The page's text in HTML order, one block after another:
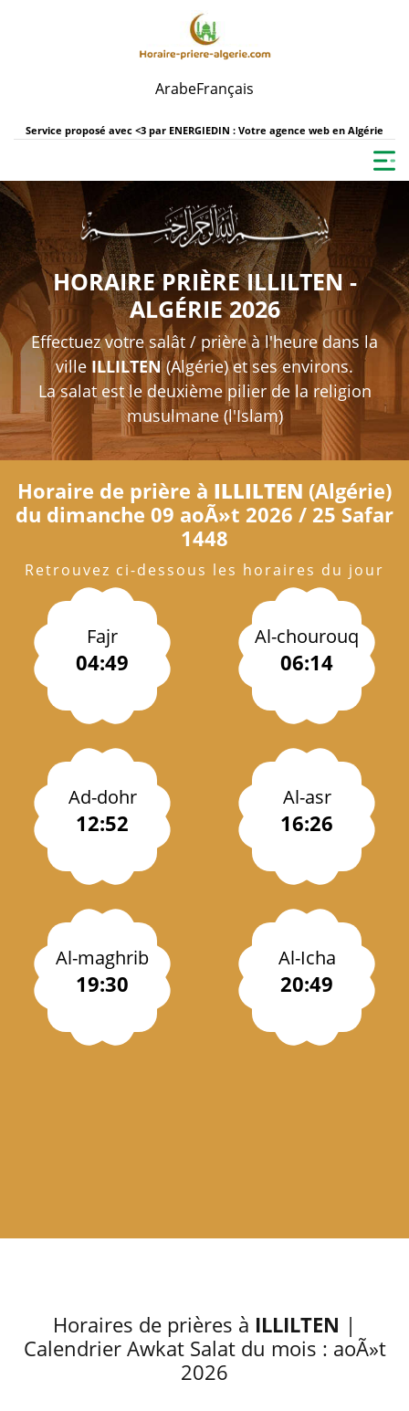
ArabeFrançais
Service proposé avec <3 par ENERGIEDIN : Votre agence web en Algérie
HORAIRE PRIÈRE ILLILTEN -
ALGÉRIE 2026
Effectuez votre salât / prière à l'heure dans la
ville ILLILTEN(Algérie) et ses environs.
La salat est le deuxième pilier de la religion
musulmane (l'Islam)
Horaire de prière à ILLILTEN (Algérie)
du dimanche 09 aoÃ»t 2026 / 25 Safar
1448
Retrouvez ci-dessous les horaires du jour
Fajr
04:49
Al-chourouq
06:14
Ad-dohr
12:52
Al-asr
16:26
Al-maghrib
19:30
Al-Icha
20:49
Horaires de prières à ILLILTEN |
Calendrier Awkat Salat du mois : aoÃ»t
2026